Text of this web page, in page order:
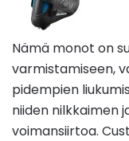
Nämä monot on
varmistamiseen,
pidempien
niiden nilkkaimen
voimansiirtoa.